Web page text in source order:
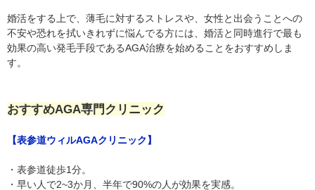
婚活をする上で、薄毛に対するストレスや、女性と出会うことへの
不安や恐れを拭いきれずに悩んでる方には、婚活と同時進行で最も
効果の高い発毛手段であるAGA治療を始めることをおすすめしま
す。
おすすめAGA専門クリニック
【表参道ウィルAGAクリニック】
・表参道徒歩1分。
・早い人で2~3か月、半年で90%の人が効果を実感。